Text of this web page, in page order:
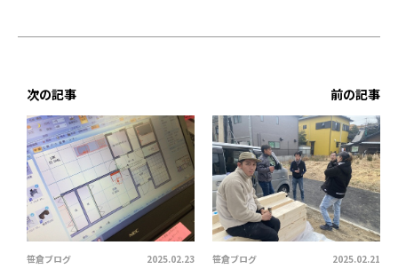
次の記事
笹倉ブログ 2025.02.23
前の記事
笹倉ブログ 2025.02.21